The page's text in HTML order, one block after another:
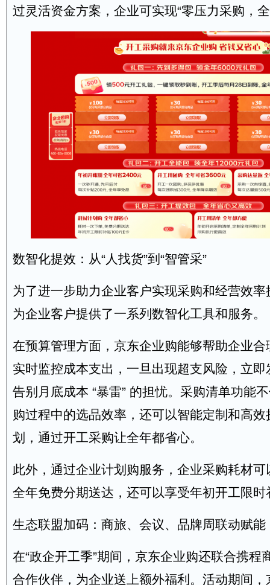
过灵活资金方案，企业可实现“零压力采购，
数智化提效：从“人找货”到“智管采”
为了进一步助力企业客户实现采购和经营效
为企业客户提供了一系列数智化工具和服务。
在预算管理方面，京东企业购能够帮助企业
实时监控成本支出，一旦出现超支风险，立
告别月底成本 “暴雷” 的担忧。采购清单功能
购过程中的选品效率，还可以智能定制和高
划，通过开工采购让全年都省心。
此外，通过企业计划购服务，企业采购耗材
全年免费分期送达，还可以享受年初开工限时
生态联盟加码：商旅、会议、品牌周联动赋能
在“政企开工季”期间，京东企业购还联合携程
合作伙伴，为企业送上额外福利。活动期间